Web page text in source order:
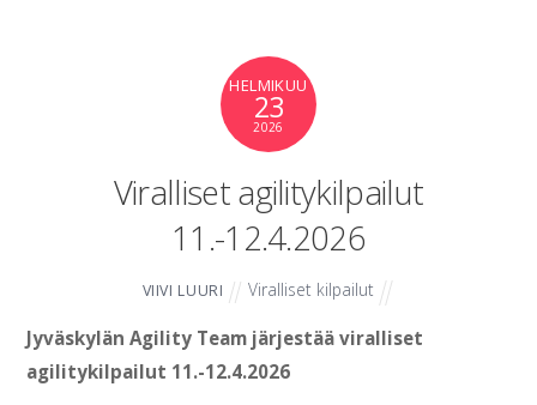
HELMIKUU
23
2026
Viralliset agilitykilpailut
11.-12.4.2026
VIIVI LUURI Viralliset kilpailut
Jyväskylän Agility Team järjestää viralliset
agilitykilpailut 11.-12.4.2026